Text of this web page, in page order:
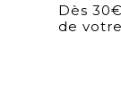
Dès
de